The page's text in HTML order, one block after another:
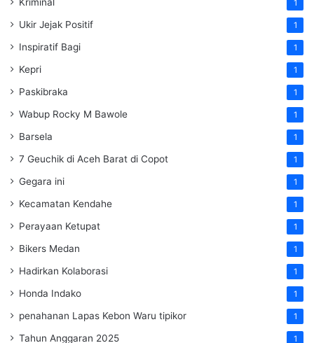
1
Ukir Jejak Positif 1
Inspiratif Bagi 1
Kepri 1
Paskibraka 1
Wabup Rocky M Bawole 1
Barsela 1
7 Geuchik di Aceh Barat di Copot 1
Gegara ini 1
Kecamatan Kendahe 1
Perayaan Ketupat 1
Bikers Medan 1
Hadirkan Kolaborasi 1
Honda Indako 1
penahanan Lapas Kebon Waru tipikor 1
Tahun Anggaran 2025 1